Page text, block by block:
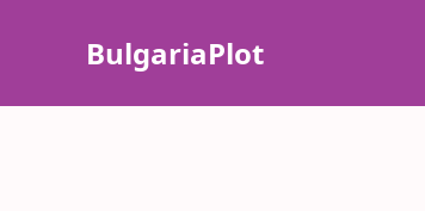
BulgariaPlot